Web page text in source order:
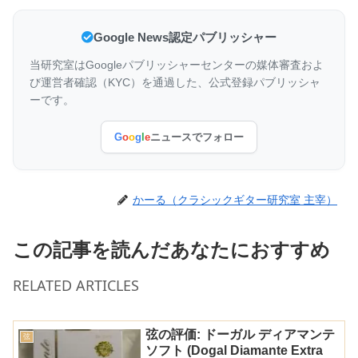
Google News認定パブリッシャー
当研究室はGoogleパブリッシャーセンターの媒体審査およ
び運営者確認（KYC）を通過した、公式登録パブリッシャ
ーです。
Googleニュースでフォロー
かーる（クラシックギター研究室 主宰）
この記事を読んだあなたにおすすめ
RELATED ARTICLES
弦
弦の評価: ドーガル ディアマンテ
ソフト (Dogal Diamante Extra